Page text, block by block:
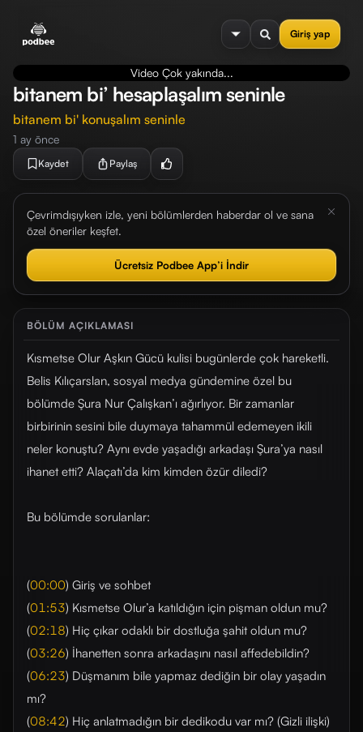
Giriş yap
menu
Video Çok yakında...
bitanem bi’ hesaplaşalım seninle
bitanem bi' konuşalım seninle
1 ay önce
Kaydet Paylaş
Çevrimdışıyken izle, yeni bölümlerden haberdar ol ve sana
özel öneriler keşfet.
Ücretsiz Podbee App’i İndir
BÖLÜM AÇIKLAMASI
Kısmetse Olur Aşkın Gücü kulisi bugünlerde çok hareketli.
Belis Kılıçarslan, sosyal medya gündemine özel bu
bölümde Şura Nur Çalışkan’ı ağırlıyor. Bir zamanlar
birbirinin sesini bile duymaya tahammül edemeyen ikili
neler konuştu? Aynı evde yaşadığı arkadaşı Şura’ya nasıl
ihanet etti? Alaçatı’da kim kimden özür diledi?
Bu bölümde sorulanlar:
(00:00) Giriş ve sohbet
(01:53) Kısmetse Olur’a katıldığın için pişman oldun mu?
(02:18) Hiç çıkar odaklı bir dostluğa şahit oldun mu?
(03:26) İhanetten sonra arkadaşını nasıl affedebildin?
(06:23) Düşmanım bile yapmaz dediğin bir olay yaşadın
mı?
(08:42) Hiç anlatmadığın bir dedikodu var mı? (Gizli ilişki)